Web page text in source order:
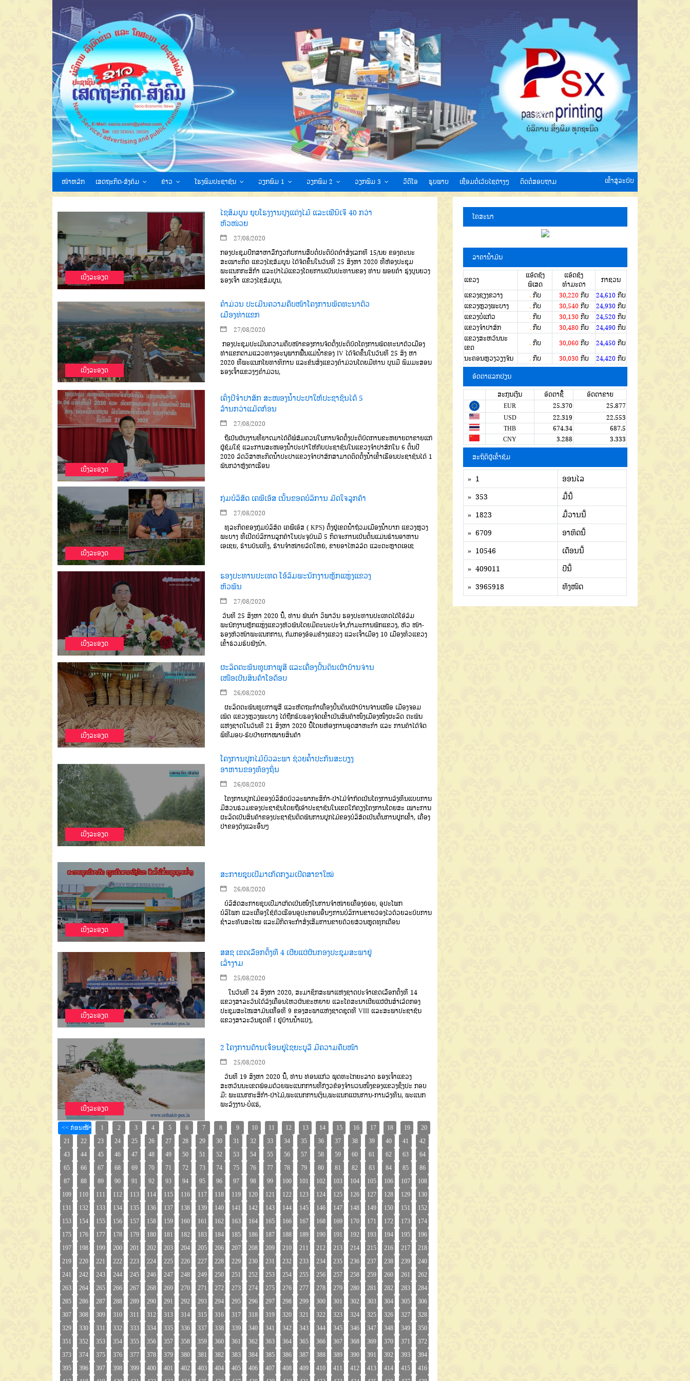
ໜ້າຫລັກ ເສດຖະກິດ-ສັງຄົມ ຂ່າວ ໂຮງພິມປະຊາຊົນ ວຽກພິມ 1 ວຽກພິມ 2 ວຽກພິມ 3 ວີດີໂອ ຮູບພາບ ເຊື່ອມຕໍ່ເວັບໄຊຕ່າງໆ ຕິດຕໍ່ສອບຖາມ ເຂົ້າສູ່ລະບົບ
ເບີ່ງລະອຽດ
ໄຊສົມບູນ ຍຸບໂຮງງານປຸງແຕ່ງໄມ້ ແລະເຟີນິເຈີ 40 ກວ່າ
ຫົວໜ່ວຍ
27/08/2020
ກອງປະຊຸມປຶກສາຫາລືກ່ຽວກັບການສືບຕໍ່ປະຕິບັດຄໍາສັ່ງເລກທີ 15/ນຍ ຂອງຄະນະ
ສະເພາະກິດ ແຂວງໄຊສົມບູນ ໄດ້ຈັດຂຶ້ນໃນວັນທີ 25 ສິງຫາ 2020 ທີ່ຫ້ອງປະຊຸມ
ພະແນກກະສິກຳ ແລະປ່າໄມ້ແຂວງໂດຍການເປັນປະທານຂອງ ທ່ານ ພອຍຄໍາ ຮຸ່ງບຸນຍວງ
ຮອງເຈົ້າ ແຂວງໄຊສົມບູນ,
ເບີ່ງລະອຽດ
ຄຳມ່ວນ ປະເມີນຄວາມຄືບໜ້າໂຄງການພັດທະນາຕົວ
ເມືອງທ່າແຂກ
27/08/2020
ກອງປະຊຸມປະເມີນຄວາມຄືບໜ້າຂອງການຈັດຕັ້ງປະຕິບັດໂຄງການພັດທະນາຕົວເມືອງ
ທ່າແຂກຕາມແລວທາງອະນຸພາກຟື້ນແມ່ນໍ້າຂອງ IV ໄດ້ຈັດຂຶ້ນໃນວັນທີ 25 ສິງ ຫາ
2020 ທີ່ພະແນກໂຍທາທິການ ແລະຂົນສົ່ງແຂວງຄຳມ່ວນໂດຍມີທ່ານ ບຸນມີ ພິມມະສອນ
ຮອງເຈົ້າແຂວງໆຄຳມ່ວນ,
ເບີ່ງລະອຽດ
ເຄິ່ງປີຈໍາປາສັກ ສະໜອງນໍ້າປະປາໃຫ້ປະຊາຊົນໄດ້ 5
ລ້ານກວ່າແມັດກ້ອນ
27/08/2020
ຖືເປັນຜົນງານທີ່ຍາດມາໄດ້ດີພໍສົມຄວນໃນການຈັດຕັ້ງປະຕິບັດການຂະຫຍາຍຕາຂາຍແກ່
ຜູ້ຊົມໃຊ້ ແລະການສະໜອງນໍ້າປະປາໃຫ້ກັບປະຊາຊົນໃນແຂວງຈໍາປາສັກໃນ 6 ຕົ້ນປີ
2020 ລັດວິສາຫະກິດນໍ້າປະປາແຂວງຈໍາປາສັກສາມາດຕິດຕັ້ງນໍ້າເຂົ້າເຮືອນປະຊາຊົນໄດ້ 1
ພັນກວ່າຫຼັງຄາເຮືອນ
ເບີ່ງລະອຽດ
ກຸ່ມບໍລິສັດ ເຄພີເອັສ ເນັ້ນຂອດບໍລິການ ມັດໃຈລູກຄ້າ
27/08/2020
ທຸລະກິດຂອງກຸ່ມບໍລິສັດ ເຄພີເອັສ ( KPS) ຕັ້ງຢູ່ເຂດນໍ້າຖ້ວມເມືອງນໍ້າບາກ ແຂວງຫຼວງ
ພະບາງ ທີ່ເປີດບໍລິການລູກຄ້າໃນປະຈຸບັນມີ 5 ກິດຈະການເປັນຕົ້ນແມ່ນຮ້ານອາຫານ
ເອເຊຍ, ຮ້ານບັນເທິງ, ຮ້ານຈໍາໜ່າຍລົດໃຫຍ່, ຂາຍອາໄຫລ່ລົດ ແລະຕະຫຼາດເອເຊ
ເບີ່ງລະອຽດ
ຮອງປະທານປະເທດ ໂອ້ລົມພະນັກງານຫຼັກແຫຼ່ງແຂວງ
ຫົວພັນ
27/08/2020
ວັນທີ 25 ສິງຫາ 2020 ນີ້, ທ່ານ ພັນຄຳ ວິພາວັນ ຮອງປະທານປະເທດໄດ້ໂອ້ລົມ
ພະນັກງານຫຼັກແຫຼ່ງແຂວງຫົວພັນໂດຍມີຄະນະປະຈຳ,ກຳມະການພັກແຂວງ, ຫົວ ໜ້າ-
ຮອງຫົວໜ້າພະແນກການ, ກົມກອງອ້ອມຂ້າງແຂວງ ແລະເຈົ້າເມືອງ 10 ເມືອງທົ່ວແຂວງ
ເຂົ້າຮ່ວມຮັບຟັງນໍາ.
ເບີ່ງລະອຽດ
ຜະລິດຕະພັນທູບກາພູສີ ແລະເຄື່ອງປັ້ນດິນເຜົາບ້ານຈ່ານ
ເໜືອເປັນສິນຄ້າໂອດັອບ
26/08/2020
ຜະລິດຕະພັນທູບກາພູສີ ແລະຫັດຖະກໍາເຄື່ອງປັ້ນດິນເຜົາບ້ານຈ່ານເໜືອ ເມືອງຈອມ
ເພັດ ແຂວງຫຼວງພະບາງ ໄດ້ຖືກຮັບຮອງຈົດເຂົ້າເປັນສິນຄ້າໜຶ່ງເມືອງໜຶ່ງຜະລິດ ຕະພັນ
ແຫ່ງຊາດໃນວັນທີ21 ສິງຫາ 2020 ນີ້ໂດຍຫ້ອງການອຸດສາຫະກໍາ ແລະ ການຄ້າໄດ້ຈັດ
ພິທີມອບ-ຮັບປ້າຍກາໝາຍສິນຄ້າ
ເບີ່ງລະອຽດ
ໂຄງການປູກໄມ້ບົວລະພາ ຊ່ວຍຄໍ້າປະກັນສະບຽງ
ອາຫານຂອງທ້ອງຖິ່ນ
26/08/2020
ໂຄງການປູກໄມ້ຂອງບໍລິສັດບົວລະພາກະສິກຳ-ປ່າໄມ້ຈຳກັດເປັນໂຄງການລົງທຶນແບບການ
ມີສ່ວນຮ່ວມຂອງປະຊາຊົນໂດຍຖືເອົາປະຊາຊົນໃນເຂດໃກ້ຄຽງໂຄງການໂດຍສະ ເພາະການ
ຜະລິດເປັນສິນຄ້າຂອງປະຊາຊົນຕິດພັນການປູກໄມ້ຂອງບໍລິສັດເປັນຕົ້ນການປູກເຂົ້າ, ເຄື່ອງ
ປ່າຂອງດົງແລະອື່ນໆ
ເບີ່ງລະອຽດ
ສະກາຍຊຸບເປີມາເກັດກຽມເປີດສາຂາໃໝ່
26/08/2020
ບໍລິສັດສະກາຍຊຸບເປີມາເກັດເປັນໜຶ່ງໃນການຈຳໜ່າຍເຄື່ອງຍ່ອຍ, ອຸປະໂພກ
ບໍລິໂພກ ແລະເຄື່ອງໃຊ້ຄົວເຮືອນອຸປະກອນອື່ນໆການບໍລິການຂາຍວ່ອງໄວດ້ວຍລະບົບການ
ຊຳລະທັນສະໄໝ ແລະມີກິດຈະກຳສົ່ງເສີມການຂາຍດ້ວຍສ່ວນຫຼຸດທຸກເດືອນ
ເບີ່ງລະອຽດ
ສສຊ ເຂດເລືອກຕັ້ງທີ 4 ເຜີຍແຜ່ຜົນກອງປະຊຸມສະພາຢູ່
ເລົ່າງາມ
25/08/2020
ໃນວັນທີ 24 ສິງຫາ 2020, ສະມາຊິກສະພາແຫ່ງຊາດປະຈໍາເຂດເລືອກຕັ້ງທີ 14
ແຂວງສາລະວັນໄດ້ລົງເຄື່ອນໄຫວຜັນຂະຫຍາຍ ແລະໂຄສະນາເຜີຍແຜ່ຜົນສໍາເລັດກອງ
ປະຊຸມສະໄໝສາມັນເທື່ອທີ 9 ຂອງສະພາແຫ່ງຊາດຊຸດທີ VIII ແລະສະພາປະຊາຊົນ
ແຂວງສາລະວັນຊຸດທີ I ຢູ່ບ້ານນໍ້າແບ່ງ,
ເບີ່ງລະອຽດ
2 ໂຄງການຕ້ານເຈື່ອນຢູ່ໄຊຍະບູລີ ມີຄວາມຄືບໜ້າ
25/08/2020
ວັນທີ 19 ສິງຫາ 2020 ນີ້, ທ່ານ ທ່ອນແກ້ວ ພຸດທະໄກຍະລາດ ຮອງເຈົ້າແຂວງ
ສະຫວັນນະເຂດພ້ອມດ້ວຍພະແນກການທີ່ກ່ຽວຂ້ອງຈຳນວນໜຶ່ງຂອງແຂວງຊຶ່ງປະ ກອບ
ມີ: ພະແນກກະສິກຳ-ປ່າໄມ້,ພະແນກການເງິນ,ພະແນກແຜນການ-ການລົງທຶນ, ພະແນກ
ພະລັງງານ-ບໍ່ແຮ່,
ໂຄສະນາ
ລາຄານໍ້າມັນ
ແຂວງ
ແອັດຊັງ
ພິເສດ
ແອັດຊັງ
ທຳມະດາ
ກາຊວນ
ແຂວງຊຽງຂວາງ
.ກີບ 30,220ກີບ 24,610 ກີບ
ແຂວງຫຼວງພະບາງ
.ກີບ 30,540ກີບ 24,930 ກີບ
ແຂວງບໍ່ແກ້ວ
.ກີບ 30,130ກີບ 24,520 ກີບ
ແຂວງຈໍາປາສັກ
.ກີບ 30,480ກີບ 24,490 ກີບ
ແຂວງສະຫວັນນະ
ເຂດ
.ກີບ 30,060ກີບ 24,450 ກີບ
ນະຄອນຫຼວງວຽງຈັນ
.ກີບ 30,030ກີບ 24,420 ກີບ
ອັດຕາແລກປ່ຽນ
ສະກຸນເງີນ ອັດຕາຊື້
ອັດຕາຂາຍ
EUR
25.370
25.877
USD
22.319
22.553
THB
674.34
687.5
CNY
3.288 3.333
ສະຖິຕິຜູ້ເຂົ້າຊົມ
» 1
ອອນໄລ
» 353
ມື້ນີ້
» 1823
ມື້ວານນີ້
» 6709
ອາທິດນີ້
» 10546
ເດືອນນີ້
» 409011
ປີນີ້
» 3965918
ທັງໜົດ